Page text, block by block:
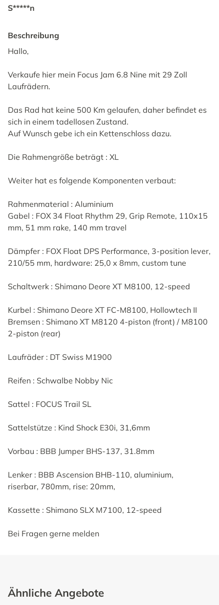
S*****n
Beschreibung
Hallo,
Verkaufe hier mein Focus Jam 6.8 Nine mit 29 Zoll
Laufrädern.
Das Rad hat keine 500 Km gelaufen, daher befindet es
sich in einem tadellosen Zustand.
Auf Wunsch gebe ich ein Kettenschloss dazu.
Die Rahmengröße beträgt : XL
Weiter hat es folgende Komponenten verbaut:
Rahmenmaterial : Aluminium
Gabel : FOX 34 Float Rhythm 29, Grip Remote, 110x15
mm, 51 mm rake, 140 mm travel
Dämpfer : FOX Float DPS Performance, 3-position lever,
210/55 mm, hardware: 25,0 x 8mm, custom tune
Schaltwerk : Shimano Deore XT M8100, 12-speed
Kurbel : Shimano Deore XT FC-M8100, Hollowtech II
Bremsen : Shimano XT M8120 4-piston (front) / M8100
2-piston (rear)
Laufräder : DT Swiss M1900
Reifen : Schwalbe Nobby Nic
Sattel : FOCUS Trail SL
Sattelstütze : Kind Shock E30i, 31,6mm
Vorbau : BBB Jumper BHS-137, 31.8mm
Lenker : BBB Ascension BHB-110, aluminium,
riserbar, 780mm, rise: 20mm,
Kassette : Shimano SLX M7100, 12-speed
Bei Fragen gerne melden
Ähnliche Angebote